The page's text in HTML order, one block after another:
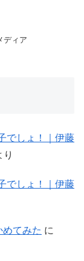
ディア
でしょ！｜伊藤
り
でしょ！｜伊藤
てみた に